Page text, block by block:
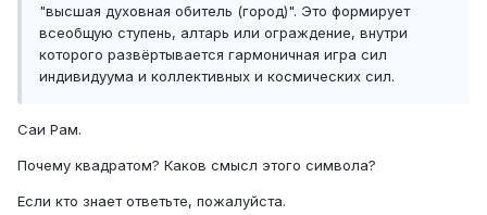
"высшая духовная обитель (город)". Это формирует
всеобщую ступень, алтарь или ограждение, внутри
которого развёртывается гармоничная игра сил
индивидуума и коллективных и космических сил.
Саи Рам.
Почему квадратом? Каков смысл этого символа?
Если кто знает ответьте, пожалуйста.